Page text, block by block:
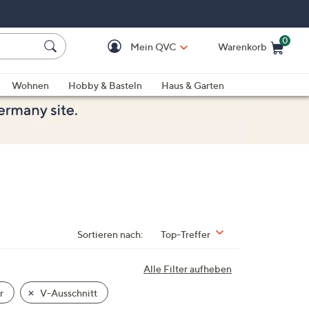
Mein QVC Warenkorb
0
Wohnen
Hobby & Basteln Haus & Garten
Sortieren nach: Top-Treffer
Alle Filter aufheben
V-Ausschnitt